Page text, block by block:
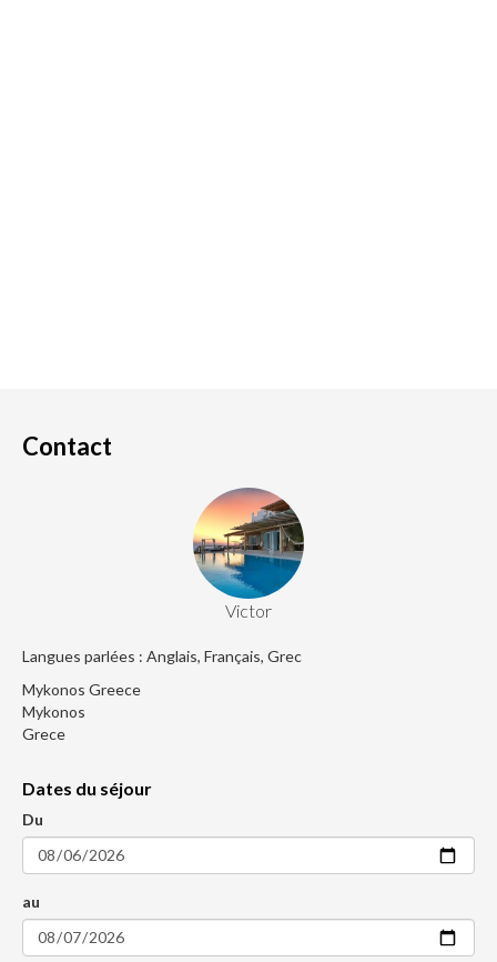
Contact
Victor
Langues parlées : Anglais, Français, Grec
Mykonos Greece
Mykonos
Grece
Dates du séjour
Du
au